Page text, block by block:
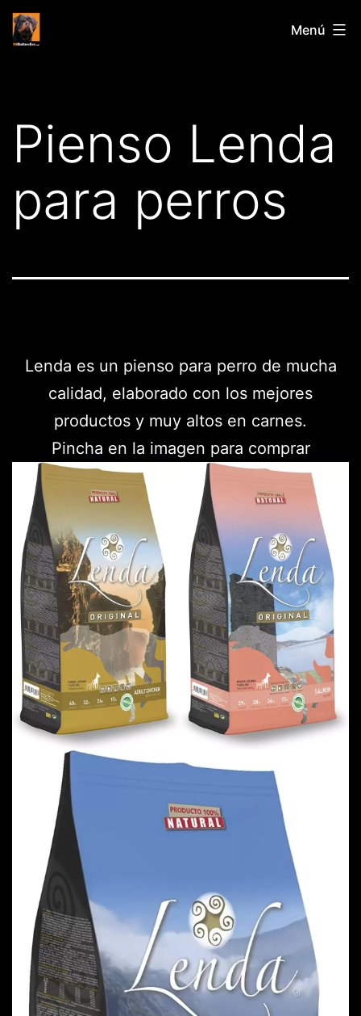
Saltar
Mirottweiler.com Menú
Pienso Lenda
para perros
Lenda es un pienso para perro de mucha
calidad, elaborado con los mejores
productos y muy altos en carnes.
Pincha en la imagen para comprar